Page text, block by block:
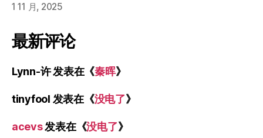
1 11 月, 2025
最新评论
Lynn-许发表在《秦晖》
tinyfool 发表在《没电了》
acevs发表在《没电了》